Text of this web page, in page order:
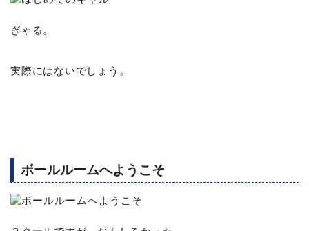
ぎゃる。
実際にはないでしょう。
ボールルームへようこそ